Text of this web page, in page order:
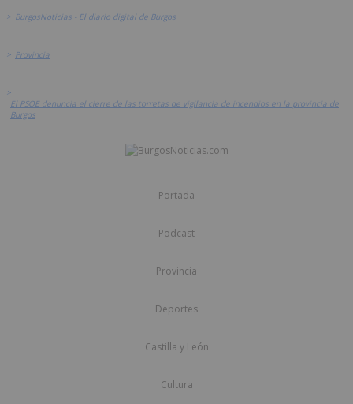
> BurgosNoticias - El diario digital de Burgos
> Provincia
>
El PSOE denuncia el cierre de las torretas de vigilancia de incendios en la provincia de
Burgos
Portada
Podcast
Provincia
Deportes
Castilla y León
Cultura